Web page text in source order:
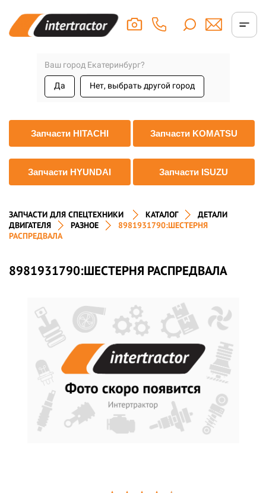
Ваш город Екатеринбург?
Да Нет, выбрать другой город
Запчасти HITACHI Запчасти KOMATSU
Запчасти HYUNDAI Запчасти ISUZU
ЗАПЧАСТИ ДЛЯ СПЕЦТЕХНИКИ КАТАЛОГ
ДЕТАЛИ
ДВИГАТЕЛЯ
РАЗНОЕ
8981931790:ШЕСТЕРНЯ
РАСПРЕДВАЛА
8981931790:ШЕСТЕРНЯ РАСПРЕДВАЛА